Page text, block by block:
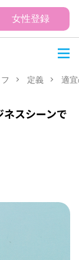
女性登録
定義 適
ネスシーンで